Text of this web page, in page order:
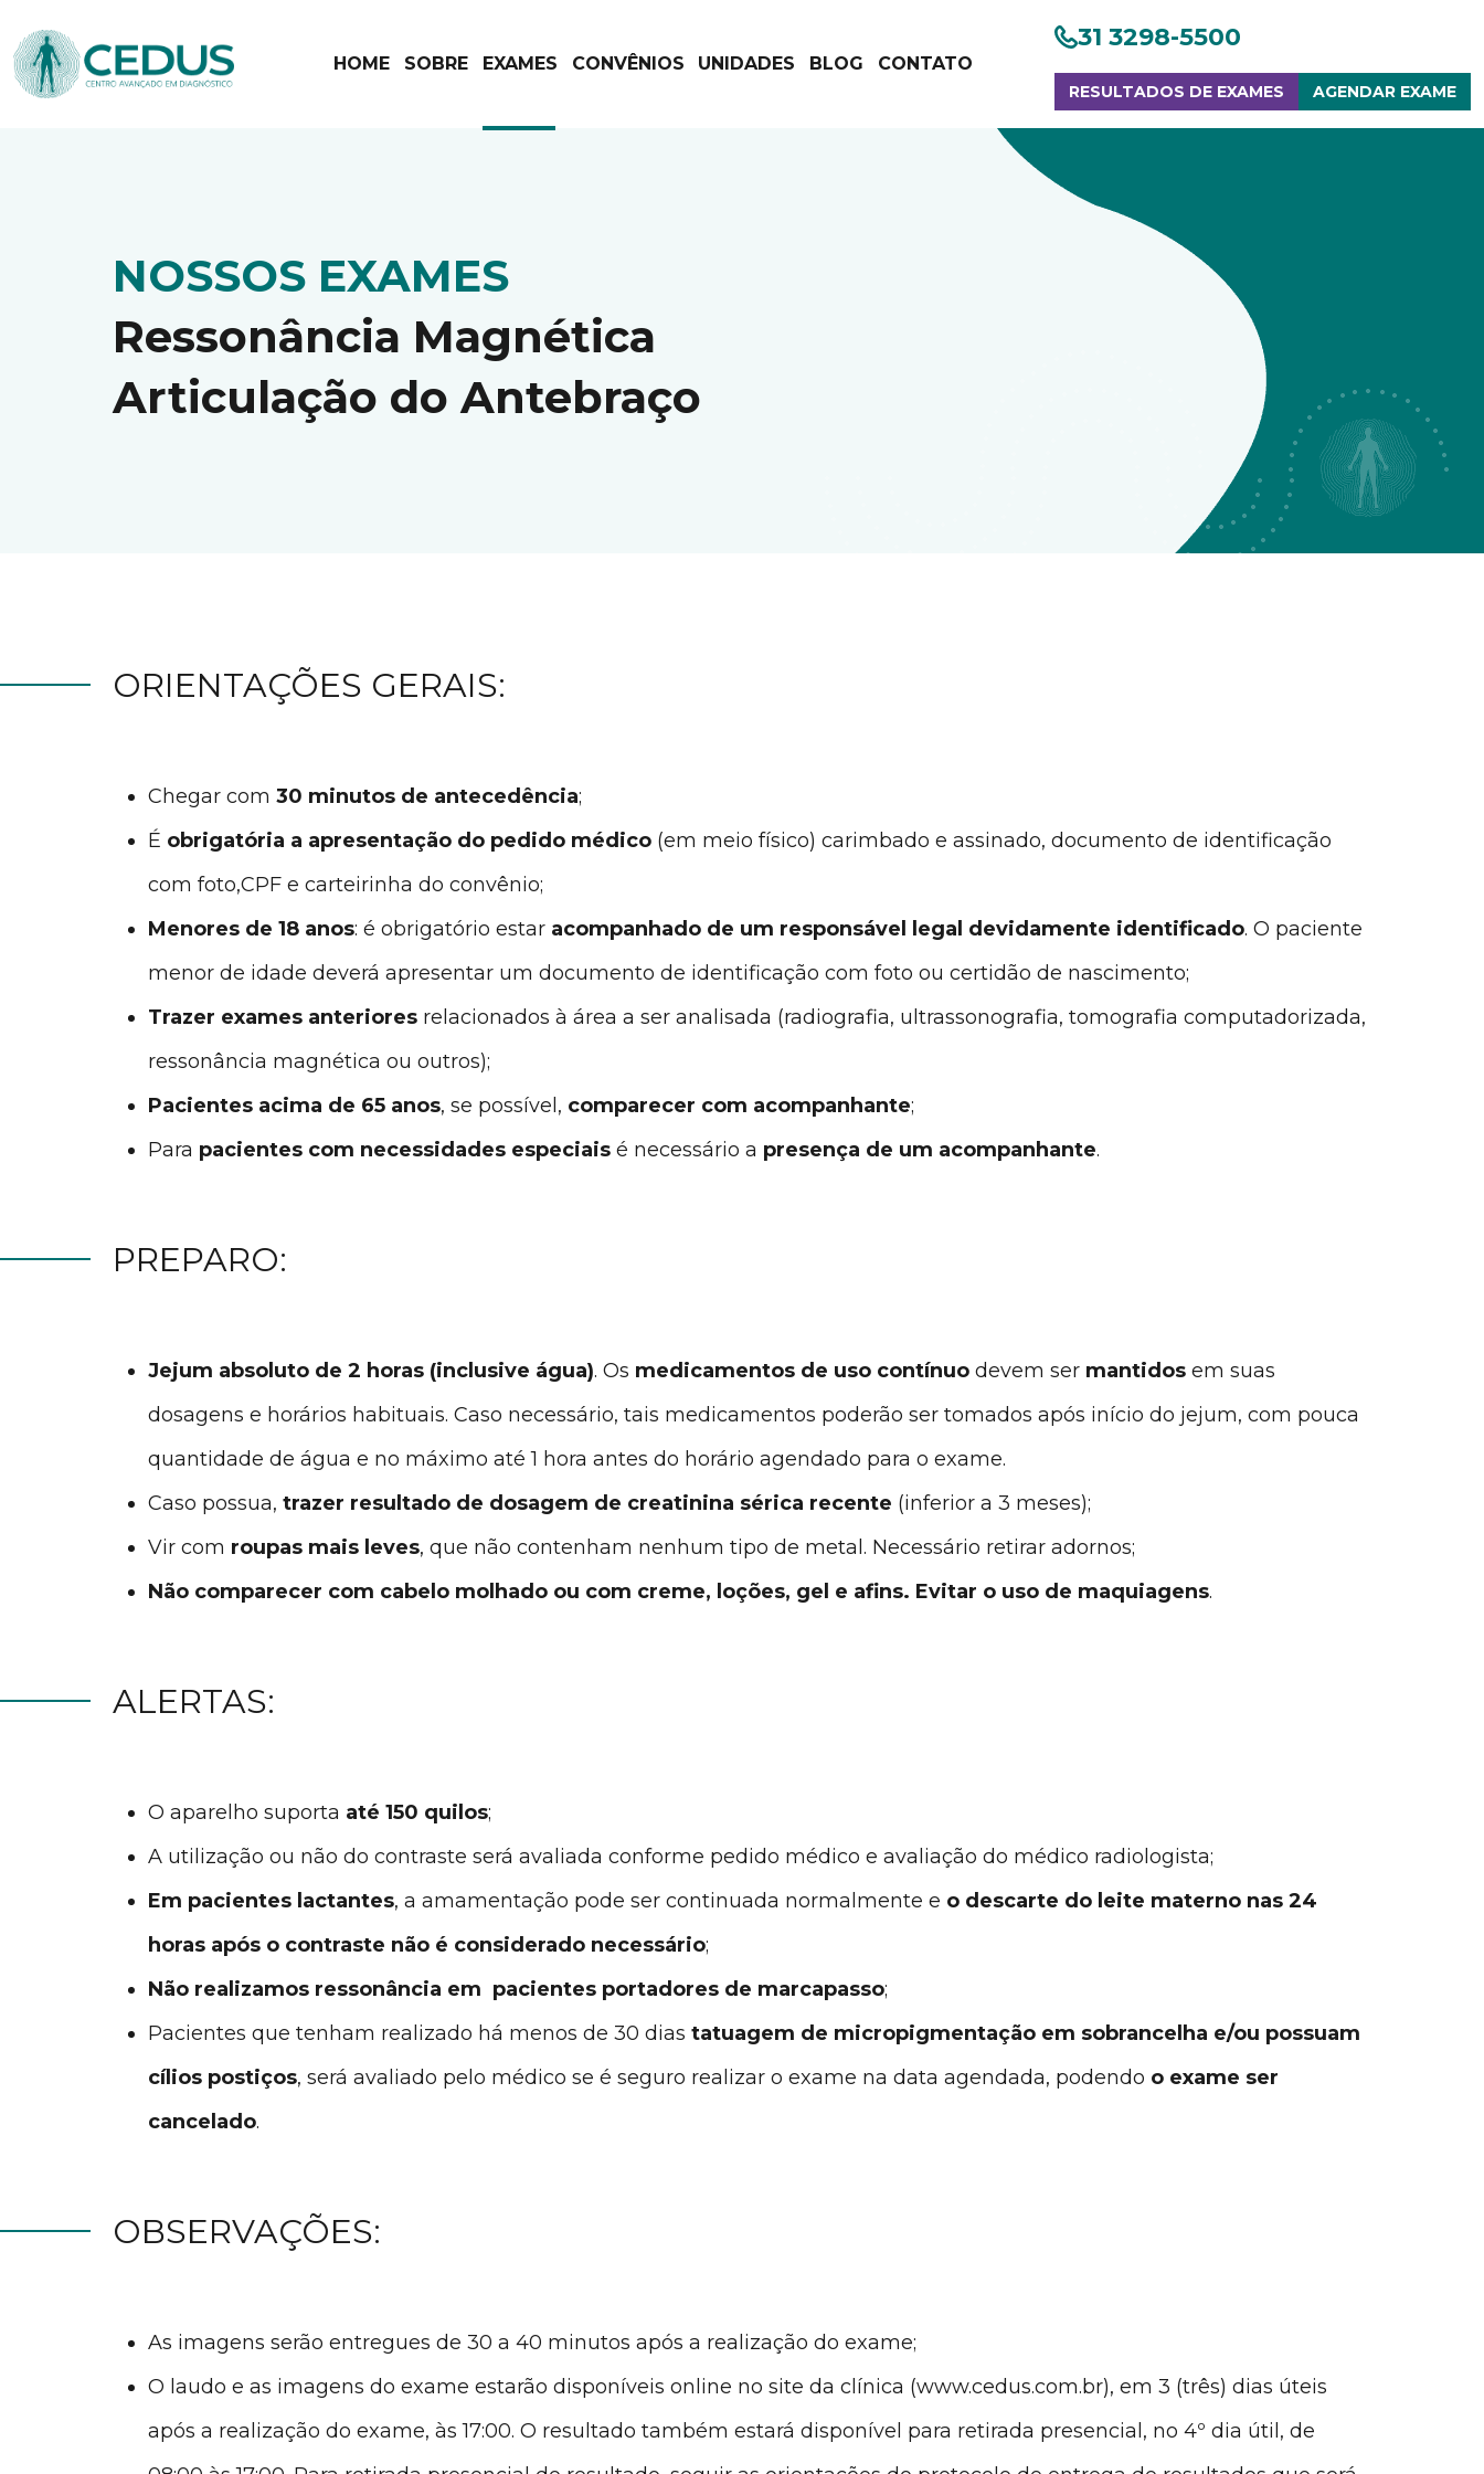
HOME SOBRE EXAMES CONVÊNIOS UNIDADES BLOG CONTATO
31 3298-5500
RESULTADOS DE EXAMES AGENDAR EXAME
NOSSOS EXAMES
Ressonância Magnética
Articulação do Antebraço
ORIENTAÇÕES GERAIS:
Chegar com 30 minutos de antecedência;
É obrigatória a apresentação do pedido médico (em meio físico) carimbado e assinado, documento de identificação
com foto,CPF e carteirinha do convênio;
Menores de 18 anos: é obrigatório estar acompanhado de um responsável legal devidamente identificado. O paciente
menor de idade deverá apresentar um documento de identificação com foto ou certidão de nascimento;
Trazer exames anteriores relacionados à área a ser analisada (radiografia, ultrassonografia, tomografia computadorizada,
ressonância magnética ou outros);
Pacientes acima de 65 anos, se possível, comparecer com acompanhante;
Para pacientes com necessidades especiais é necessário a presença de um acompanhante.
PREPARO:
Jejum absoluto de 2 horas (inclusive água). Os medicamentos de uso contínuo devem ser mantidos em suas
dosagens e horários habituais. Caso necessário, tais medicamentos poderão ser tomados após início do jejum, com pouca
quantidade de água e no máximo até 1 hora antes do horário agendado para o exame.
Caso possua, trazer resultado de dosagem de creatinina sérica recente (inferior a 3 meses);
Vir com roupas mais leves, que não contenham nenhum tipo de metal. Necessário retirar adornos;
Não comparecer com cabelo molhado ou com creme, loções, gel e afins. Evitar o uso de maquiagens.
ALERTAS:
O aparelho suporta até 150 quilos;
A utilização ou não do contraste será avaliada conforme pedido médico e avaliação do médico radiologista;
Em pacientes lactantes, a amamentação pode ser continuada normalmente e o descarte do leite materno nas 24
horas após o contraste não é considerado necessário;
Não realizamos ressonância em pacientes portadores de marcapasso;
Pacientes que tenham realizado há menos de 30 dias tatuagem de micropigmentação em sobrancelha e/ou possuam
cílios postiços, será avaliado pelo médico se é seguro realizar o exame na data agendada, podendo o exame ser
cancelado.
OBSERVAÇÕES:
As imagens serão entregues de 30 a 40 minutos após a realização do exame;
O laudo e as imagens do exame estarão disponíveis online no site da clínica (www.cedus.com.br), em 3 (três) dias úteis
após a realização do exame, às 17:00. O resultado também estará disponível para retirada presencial, no 4º dia útil, de